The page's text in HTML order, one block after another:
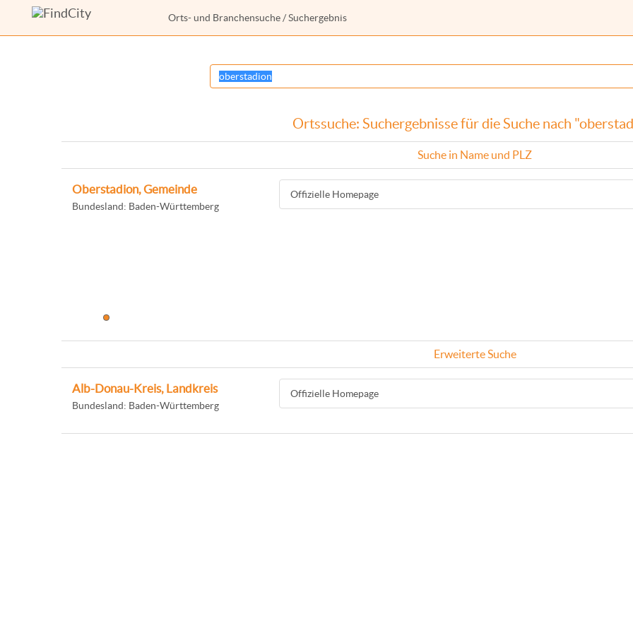
Orts- und Branchensuche / Suchergebnis
Ortssuche: Suchergebnisse für die Suche nach
Suche in Name und PLZ
Oberstadion, Gemeinde
Bundesland: Baden-Württemberg
Offizielle Homepage
Erweiterte Suche
Alb-Donau-Kreis, Landkreis
Bundesland: Baden-Württemberg
Offizielle Homepage